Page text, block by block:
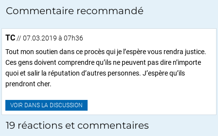
Commentaire recommandé
TC // 07.03.2019 à 07h36
Tout mon soutien dans ce procès qui je l’espère vous rendra justice.
Ces gens doivent comprendre qu’ils ne peuvent pas dire n’importe
quoi et salir la réputation d’autres personnes. J’espère qu’ils
prendront cher.
VOIR DANS LA DISCUSSION
19 réactions et commentaires